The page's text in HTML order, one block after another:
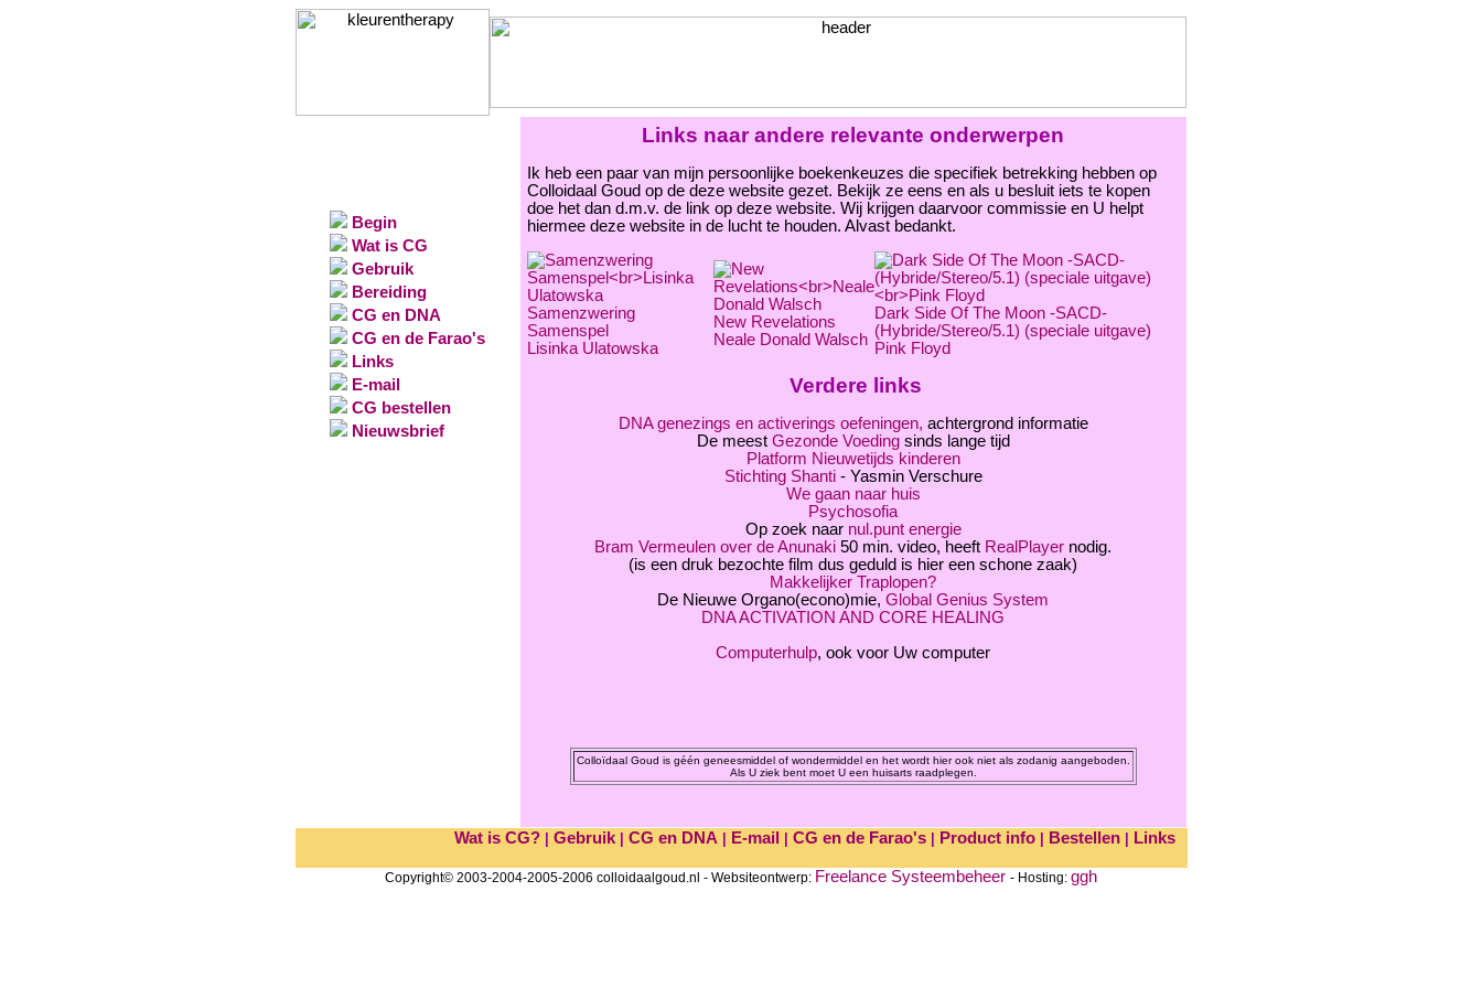
Begin
Wat is CG
Gebruik
Bereiding
CG en DNA
CG en de Farao's
Links
E-mail
CG bestellen
Nieuwsbrief
Links naar andere relevante onderwerpen
Ik heb een paar van mijn persoonlijke boekenkeuzes die specifiek betrekking hebben op
Colloidaal Goud op de deze website gezet. Bekijk ze eens en als u besluit iets te kopen
doe het dan d.m.v. de link op deze website. Wij krijgen daarvoor commissie en U helpt
hiermee deze website in de lucht te houden. Alvast bedankt.
Samenzwering
Samenspel
Lisinka Ulatowska
New Revelations
Neale Donald Walsch
Dark Side Of The Moon -SACD-
(Hybride/Stereo/5.1) (speciale uitgave)
Pink Floyd
Verdere links
DNA genezings en activerings oefeningen, achtergrond informatie
De meest Gezonde Voedingsinds lange tijd
Platform Nieuwetijds kinderen
Stichting Shanti- Yasmin Verschure
We gaan naar huis
Psychosofia
Op zoek naar nul.punt energie
Bram Vermeulen over de Anunaki 50 min. video, heeft RealPlayer nodig.
(is een druk bezochte film dus geduld is hier een schone zaak)
Makkelijker Traplopen?
De Nieuwe Organo(econo)mie, Global Genius System
DNA ACTIVATION AND CORE HEALING
Computerhulp, ook voor Uw computer
Colloïdaal Goud is géén geneesmiddel of wondermiddel en het wordt hier ook niet als zodanig aangeboden.
Als U ziek bent moet U een huisarts raadplegen.
Wat is CG?| Gebruik| CG en DNA| E-mail CG en de Farao's| Product info| Bestellen| Links
Copyright© 2003-2004-2005-2006 colloidaalgoud.nl - Websiteontwerp: Freelance Systeembeheer - Hosting: ggh